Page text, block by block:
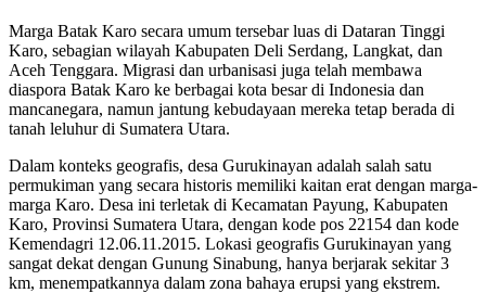
Marga Batak Karo secara umum tersebar luas di Dataran Tinggi
Karo, sebagian wilayah Kabupaten Deli Serdang, Langkat, dan
Aceh Tenggara. Migrasi dan urbanisasi juga telah membawa
diaspora Batak Karo ke berbagai kota besar di Indonesia dan
mancanegara, namun jantung kebudayaan mereka tetap berada di
tanah leluhur di Sumatera Utara.
Dalam konteks geografis, desa Gurukinayan adalah salah satu
permukiman yang secara historis memiliki kaitan erat dengan marga-
marga Karo. Desa ini terletak di Kecamatan Payung, Kabupaten
Karo, Provinsi Sumatera Utara, dengan kode pos 22154 dan kode
Kemendagri 12.06.11.2015. Lokasi geografis Gurukinayan yang
sangat dekat dengan Gunung Sinabung, hanya berjarak sekitar 3
km, menempatkannya dalam zona bahaya erupsi yang ekstrem.